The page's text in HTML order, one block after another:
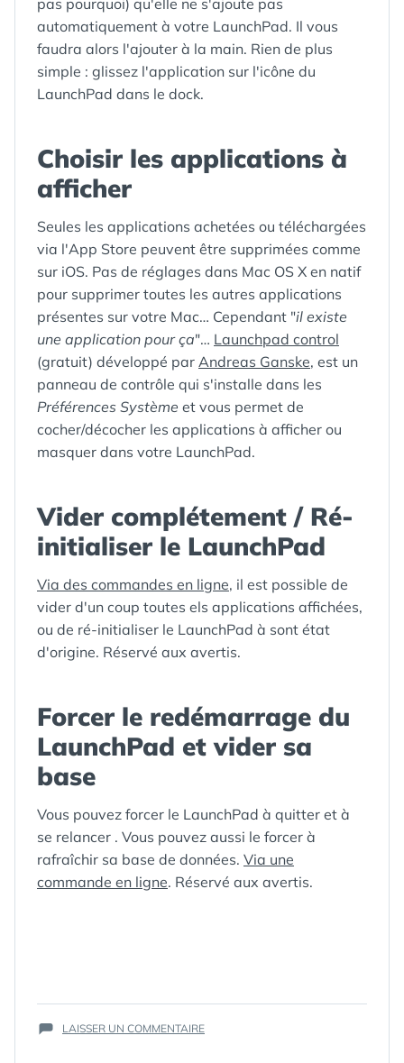
pas pourquoi) qu'elle ne s'ajoute pas
automatiquement à votre LaunchPad. Il vous
faudra alors l'ajouter à la main. Rien de plus
simple : glissez l'application sur l'icône du
LaunchPad dans le dock.
Choisir les applications à
afficher
Seules les applications achetées ou téléchargées
via l'App Store peuvent être supprimées comme
sur iOS. Pas de réglages dans Mac OS X en natif
pour supprimer toutes les autres applications
présentes sur votre Mac… Cependant "il existe
une application pour ça"… Launchpad control
(gratuit) développé par Andreas Ganske, est un
panneau de contrôle qui s'installe dans les
Préférences Système et vous permet de
cocher/décocher les applications à afficher ou
masquer dans votre LaunchPad.
Vider complétement / Ré-
initialiser le LaunchPad
Via des commandes en ligne, il est possible de
vider d'un coup toutes els applications affichées,
ou de ré-initialiser le LaunchPad à sont état
d'origine. Réservé aux avertis.
Forcer le redémarrage du
LaunchPad et vider sa
base
Vous pouvez forcer le LaunchPad à quitter et à
se relancer . Vous pouvez aussi le forcer à
rafraîchir sa base de données. Via une
commande en ligne. Réservé aux avertis.
LION ,MAC
LAISSER UN COMMENTAIRESUR